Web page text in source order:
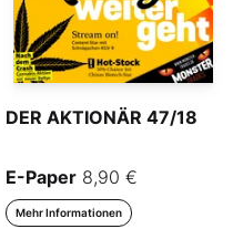
DER AKTIONÄR 47/18
E-Paper 8,90 €
Mehr Informationen